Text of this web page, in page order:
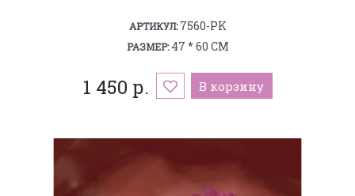
АРТИКУЛ:7560-PK
РАЗМЕР:47 * 60 СМ
1 450 р. В корзину